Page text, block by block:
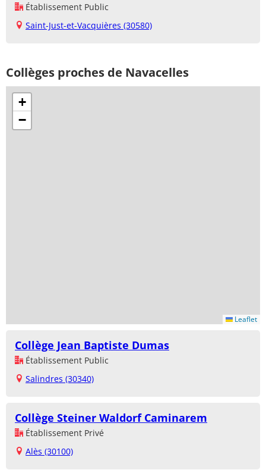
Établissement Public
Saint-Just-et-Vacquières (30580)
Collèges proches de Navacelles
+
−
Leaflet
Collège Jean Baptiste Dumas
Établissement Public
Salindres (30340)
Collège Steiner Waldorf Caminarem
Établissement Privé
Alès (30100)